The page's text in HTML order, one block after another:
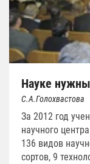
Науке
С.А.Голохвастова
За 2012 год
научного
136 видов
сортов, 9